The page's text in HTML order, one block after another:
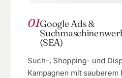
01Google Ads &
(SEA)
Such-, Shopping- und
Kampagnen mit sauberem